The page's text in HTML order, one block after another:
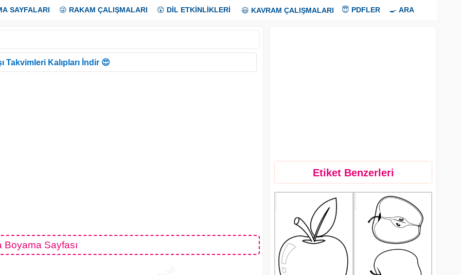
SAYFALARI 😜 RAKAM ÇALIŞMALARI 😲 DİL ETKİNLİKLERİ 😃 KAVRAM ÇALIŞMALARI 😇 PDFLER 🍳 ARA
Takvimleri Kalıpları İndir 😍
Boyama Sayfası
Etiket Benzerleri